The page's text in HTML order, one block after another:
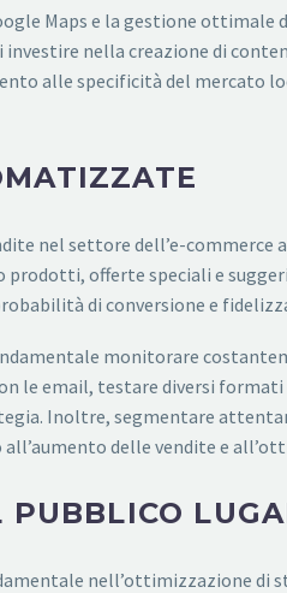
Maps e la gestione
nella creazione di
alle specificità del mercato
nel settore dell’e-commerce
offerte speciali e
di conversione e
monitorare
le email, testare diversi
Inoltre, segmentare
delle vendite e
nell’ottimizzazione di